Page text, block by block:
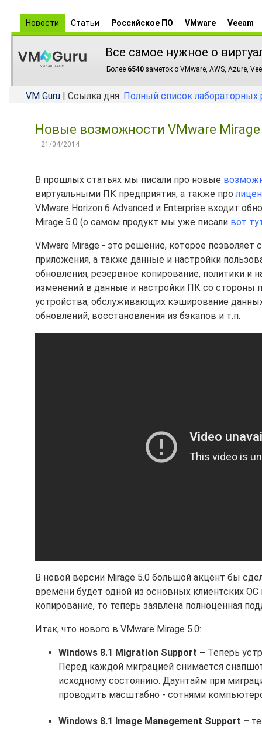
Новости Статьи Российское ПО VMware Veeam
Все самое нужное о
Более 6540 заметок о VMware, AWS, Azure,
VM Guru | Ссылка дня: Полный список лабораторных
Новые возможности VMware Mirage
21/04/2014
В прошлых статьях мы писали про новые
виртуальными ПК предприятия, а также про
VMware Horizon 6 Advanced и Enterprise входит
Mirage 5.0 (о самом продукт мы уже писали вот
VMware Mirage - это решение, которое позволяет
приложения, а также данные и настройки
обновления, резервное копирование, политики и
изменений в данные и настройки ПК со стороны
устройства, обслуживающих кэширование
обновлений, восстановления из бэкапов и т.п.
В новой версии Mirage 5.0 большой акцент бы
времени будет одной из основных клиентских
копирование, то теперь заявлена полноценная
Итак, что нового в VMware Mirage 5.0:
Windows 8.1 Migration Support – Теперь
Перед каждой миграцией снимается
исходному состоянию. Даунтайм при
проводить масштабно - сотнями
Windows 8.1 Image Management Support –